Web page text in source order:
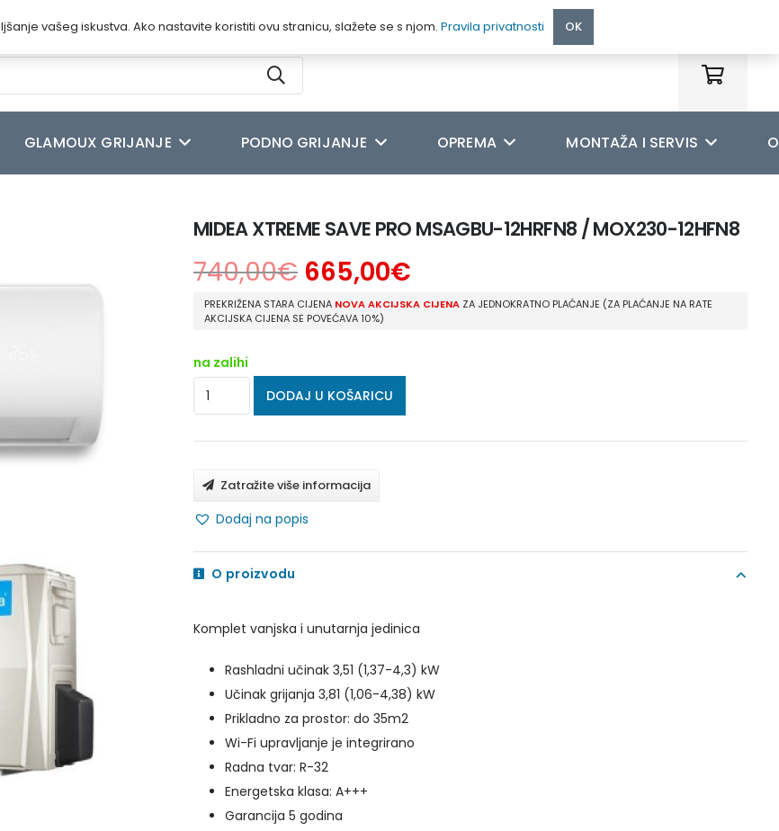
GLAMOUX GRIJANJE PODNO GRIJANJE OPREMA MONTAŽA I SERVIS
MIDEA XTREME SAVE PRO MSAGBU-12HRFN8 / MOX230-12HFN8
740,00€ 665,00€
PREKRIŽENA STARA CIJENA NOVA AKCIJSKA CIJENA ZA JEDNOKRATNO PLAĆANJE (ZA PLAĆANJE NA RATE
AKCIJSKA CIJENA SE POVEĆAVA 10%)
na zalihi
MIDEA
XTREME
SAVE
MSAGBU-
12HRFN8
/
MOX230-
količina
DODAJ U KOŠARICU
Zatražite više informacija
Dodaj na popis
O proizvodu
Komplet vanjska i unutarnja jedinica
Rashladni učinak 3,51 (1,37-4,3) kW
Učinak grijanja 3,81 (1,06-4,38) kW
Prikladno za prostor: do 35m2
Wi-Fi upravljanje je integrirano
Radna tvar: R-32
Energetska klasa: A+++
Garancija 5 godina
vašeg iskustva. Ako nastavite koristiti ovu stranicu, slažete se s njom. Pravila privatnosti OK